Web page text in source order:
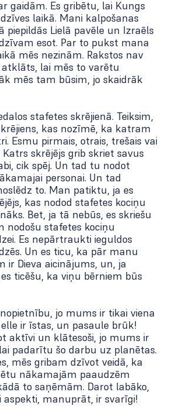
gaidām. Es gribētu, lai Kungs
laikā. Mani kalpošanas
piepildās Lielā pavēle un Izraēls
esot. Par to pukst mana
mēs nezinām. Rakstos nav
lai mēs to varētu
mēs tam būsim, jo skaidrāk
stafetes skrējienā. Teiksim,
kas nozīmē, ka katram
Esmu pirmais, otrais, trešais vai
skrējējs grib skriet savus
cik spēj. Un tad tu nodot
personai. Un tad
to. Man patiktu, ja es
kas nodod stafetes kociņu
Bet, ja tā nebūs, es skriešu
nodošu stafetes kociņu
Es nepārtraukti ieguldos
Un es ticu, ka pār manu
ir Dieva aicinājums, un, ja
ticēšu, ka viņu bērniem būs
jo mums ir tikai viena
elle ir īstas, un pasaule brūk!
aktīvi un klātesoši, jo mums ir
padarītu šo darbu uz planētas.
mēs gribam dzīvot veidā, ka
nākamajām paaudzēm
to saņēmām. Darot labāko,
aspekti, manuprāt, ir svarīgi!